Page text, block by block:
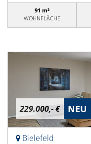
91 m²
WOHNFLÄCHE
229.000,- € NEU
Bielefeld